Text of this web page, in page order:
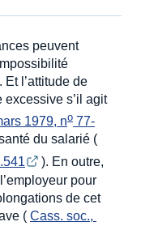
peuvent
l’attitude de
excessive s’il agit
1979, no 77-
du salarié (
). En outre,
pour
de cet
( Cass. soc.,